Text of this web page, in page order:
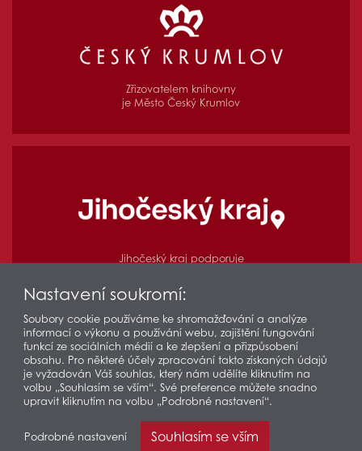
Zřizovatelem knihovny
je Město Český Krumlov
Jihočeský kraj podporuje
© 2026 Městská knihovna v Českém Krumlově
Prohlášení o přístupnosti
Ochrana osobních údajů
Partneři Odkazy Mapa stránek
Nastavení soukromí:
Soubory cookie používáme ke shromažďování a analýze
informací o výkonu a používání webu, zajištění fungování
funkcí ze sociálních médií a ke zlepšení a přizpůsobení
obsahu. Pro některé účely zpracování takto získaných údajů
je vyžadován Váš souhlas, který nám udělíte kliknutím na
volbu „Souhlasím se vším“. Své preference můžete snadno
upravit kliknutím na volbu „Podrobné nastavení“.
Podrobné nastavení Souhlasím se vším